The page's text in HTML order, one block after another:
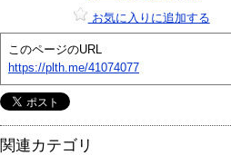
お気に入りに追加する
このページのURL
https://plth.me/41074077
関連カテゴリ